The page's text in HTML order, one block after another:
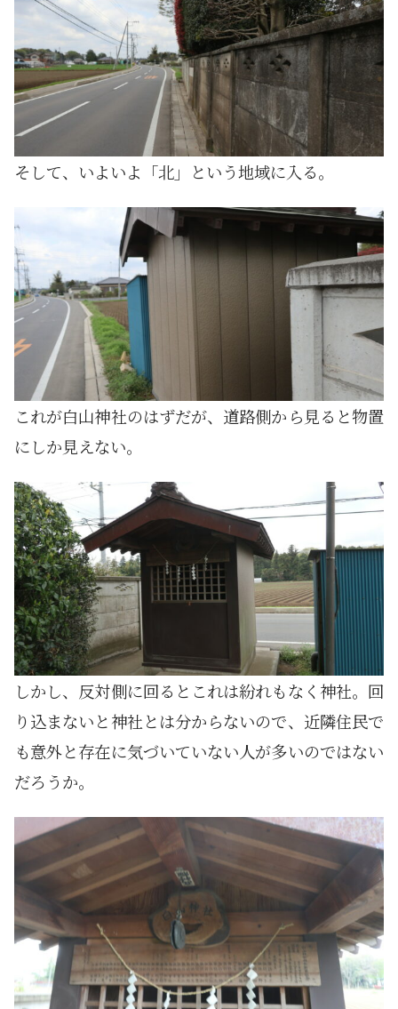
そして、いよいよ「北」という地域に入る。
これが白山神社のはずだが、道路側から見ると物置
にしか見えない。
しかし、反対側に回るとこれは紛れもなく神社。回
り込まないと神社とは分からないので、近隣住民で
も意外と存在に気づいていない人が多いのではない
だろうか。